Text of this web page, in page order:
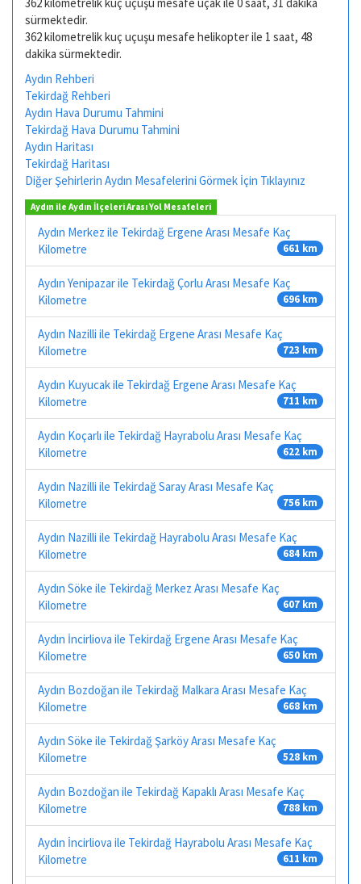
sürmektedir.
362 kilometrelik kuç uçuşu mesafe helikopter ile 1 saat, 48
dakika sürmektedir.
Aydın Rehberi
Tekirdağ Rehberi
Aydın Hava Durumu Tahmini
Tekirdağ Hava Durumu Tahmini
Aydın Haritası
Tekirdağ Haritası
Diğer Şehirlerin Aydın Mesafelerini Görmek İçin Tıklayınız
Aydın ile Aydın İlçeleri Arası Yol Mesafeleri
Aydın Merkez ile Tekirdağ Ergene Arası Mesafe Kaç
Kilometre
661 km
Aydın Yenipazar ile Tekirdağ Çorlu Arası Mesafe Kaç
Kilometre
696 km
Aydın Nazilli ile Tekirdağ Ergene Arası Mesafe Kaç
Kilometre
723 km
Aydın Kuyucak ile Tekirdağ Ergene Arası Mesafe Kaç
Kilometre
711 km
Aydın Koçarlı ile Tekirdağ Hayrabolu Arası Mesafe Kaç
Kilometre
622 km
Aydın Nazilli ile Tekirdağ Saray Arası Mesafe Kaç
Kilometre
756 km
Aydın Nazilli ile Tekirdağ Hayrabolu Arası Mesafe Kaç
Kilometre
684 km
Aydın Söke ile Tekirdağ Merkez Arası Mesafe Kaç
Kilometre
607 km
Aydın İncirliova ile Tekirdağ Ergene Arası Mesafe Kaç
Kilometre
650 km
Aydın Bozdoğan ile Tekirdağ Malkara Arası Mesafe Kaç
Kilometre
668 km
Aydın Söke ile Tekirdağ Şarköy Arası Mesafe Kaç
Kilometre
528 km
Aydın Bozdoğan ile Tekirdağ Kapaklı Arası Mesafe Kaç
Kilometre
788 km
Aydın İncirliova ile Tekirdağ Hayrabolu Arası Mesafe Kaç
Kilometre
611 km